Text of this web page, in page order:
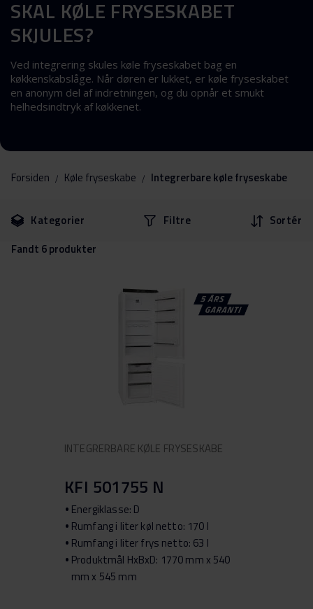
SKAL KØLE FRYSESKABET
SKJULES?
Ved integrering skules køle fryseskabet bag en
køkkenskabslåge. Når døren er lukket, er køle fryseskabet
en anonym del af indretningen, og du opnår et smukt
helhedsindtryk af køkkenet.
Forsiden Køle fryseskabe Integrerbare køle fryseskabe
til
Kategorier Filtre
Sortér
Fandt 6produkter
INTEGRERBARE KØLE FRYSESKABE
KFI 501755 N
Energiklasse: D
Rumfang i liter køl netto: 170 l
Rumfang i liter frys netto: 63 l
Produktmål HxBxD: 1770 mm x 540
mm x 545 mm
til